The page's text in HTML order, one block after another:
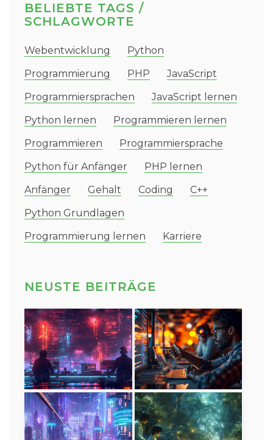
BELIEBTE TAGS /
SCHLAGWORTE
Webentwicklung
Python
Programmierung
PHP
JavaScript
Programmiersprachen
JavaScript lernen
Python lernen
Programmieren lernen
Programmieren
Programmiersprache
Python für Anfänger
PHP lernen
Anfänger
Gehalt Coding
C++
Python Grundlagen
Programmierung lernen
Karriere
NEUSTE BEITRÄGE